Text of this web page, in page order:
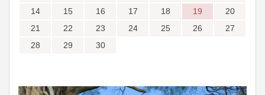
14
15 16 17 18 19
20
21
22 23 24 25 26
27
28
29 30